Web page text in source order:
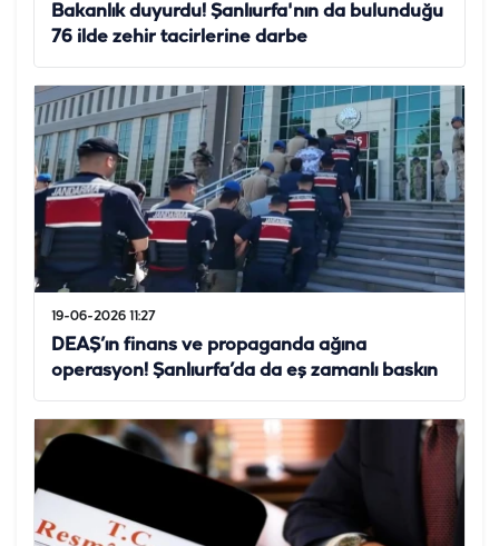
Bakanlık duyurdu! Şanlıurfa'nın da bulunduğu
76 ilde zehir tacirlerine darbe
19-06-2026 11:27
DEAŞ’ın finans ve propaganda ağına
operasyon! Şanlıurfa’da da eş zamanlı baskın